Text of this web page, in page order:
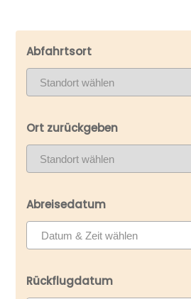
Abfahrtsort
Ort zurückgeben
Abreisedatum
Rückflugdatum